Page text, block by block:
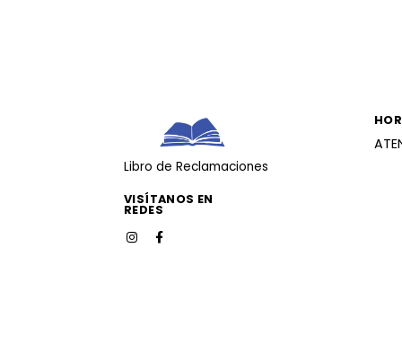
Libro de Reclamaciones
VISÍTANOS EN
REDES